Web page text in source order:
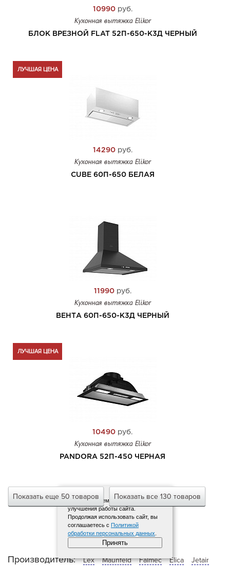
10990руб.
Кухонная вытяжка Elikor
БЛОК ВРЕЗНОЙ FLAT 52П-650-К3Д ЧЕРНЫЙ
14290руб.
Кухонная вытяжка Elikor
CUBE 60П-650 БЕЛАЯ
ЛУЧШАЯ ЦЕНА
11990руб.
Кухонная вытяжка Elikor
ВЕНТА 60П-650-К3Д ЧЕРНЫЙ
10490 руб.
Кухонная вытяжка Elikor
PANDORA 52П-450 ЧЕРНАЯ
ЛУЧШАЯ ЦЕНА
Показать еще 50 товаров Показать все 130 товаров
Производитель: Lex Maunfeld Falmec Elica Jetair
Мы используем файлы cookies для
улучшения работы сайта.
Продолжая использовать сайт, вы
соглашаетесь с Политикой
обработки персональных данных
Принять